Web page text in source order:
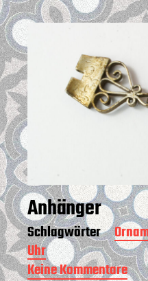
Anhänger
Schlagwörter
Uhr
Keine Kommentarez